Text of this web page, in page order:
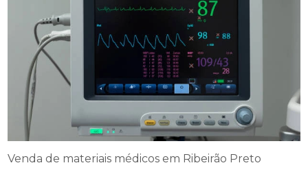
Venda de materiais médicos em Ribeirão Preto